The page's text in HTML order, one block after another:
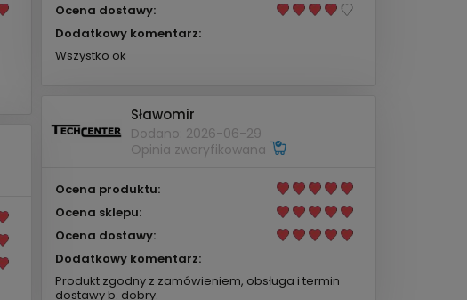
Ocena dostawy:
Dodatkowy komentarz:
Wszystko ok
Sławomir
Dodano: 2026-06-29
Opinia zweryfikowana
Ocena produktu:
Ocena sklepu:
Ocena dostawy:
Dodatkowy komentarz:
Produkt zgodny z zamówieniem, obsługa i termin
dostawy b. dobry.